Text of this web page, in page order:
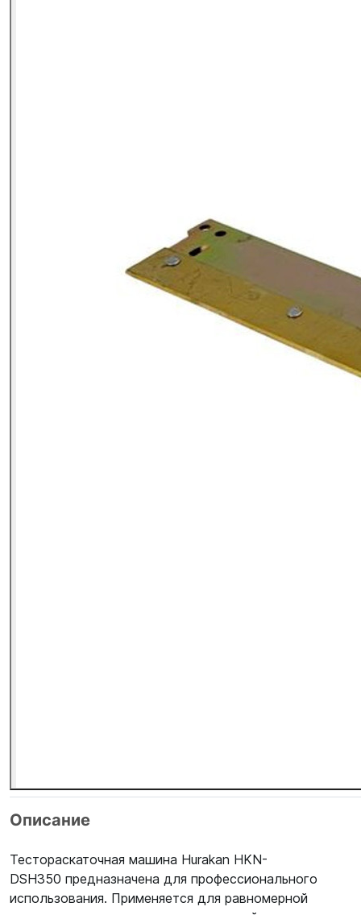
Описание
Тестораскаточная машина Hurakan HKN-
DSH350 предназначена для профессионального
использования. Применяется для равномерной